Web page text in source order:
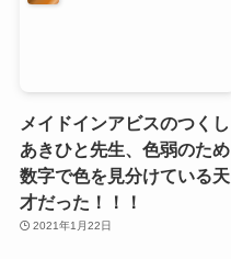
メイドインアビスのつくし
あきひと先生、色弱のため
数字で色を見分けている天
才だった！！！
2021年1月22日